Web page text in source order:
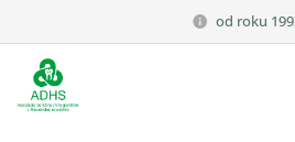
od roku